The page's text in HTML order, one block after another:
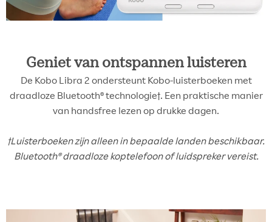
Geniet van ontspannen luisteren
De Kobo Libra 2 ondersteunt Kobo-luisterboeken met
draadloze Bluetooth® technologie†. Een praktische manier
van handsfree lezen op drukke dagen.
†Luisterboeken zijn alleen in bepaalde landen beschikbaar.
Bluetooth® draadloze koptelefoon of luidspreker vereist.